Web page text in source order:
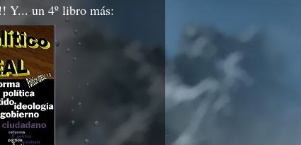
Y... un 4º libro más: